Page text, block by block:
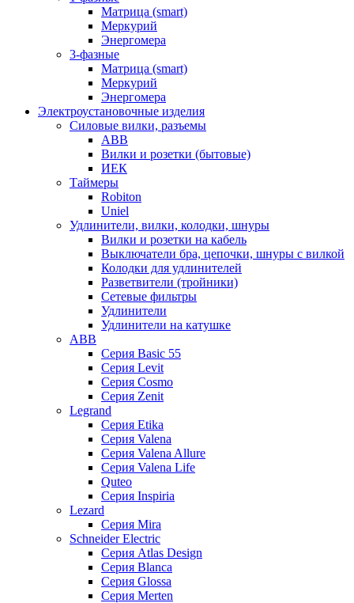
Матрица (smart)
Меркурий
Энергомера
3-фазные
Матрица (smart)
Меркурий
Энергомера
Электроустановочные изделия
Силовые вилки, разъемы
ABB
Вилки и розетки (бытовые)
ИЕК
Таймеры
Robiton
Uniel
Удлинители, вилки, колодки, шнуры
Вилки и розетки на кабель
Выключатели бра, цепочки, шнуры с вилкой
Колодки для удлинителей
Разветвители (тройники)
Сетевые фильтры
Удлинители
Удлинители на катушке
ABB
Серия Basic 55
Серия Levit
Серия Cosmo
Серия Zenit
Legrand
Серия Etika
Серия Valena
Серия Valena Allure
Серия Valena Life
Quteo
Серия Inspiria
Lezard
Серия Mira
Schneider Electric
Серия Atlas Design
Серия Blanca
Серия Glossa
Серия Merten